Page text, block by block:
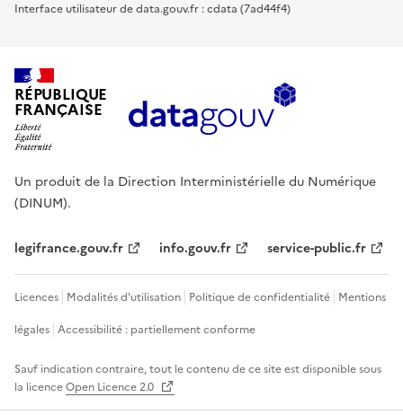
Interface utilisateur de data.gouv.fr : cdata (7ad44f4)
RÉPUBLIQUE
FRANÇAISE
Un produit de la Direction Interministérielle du Numérique
(DINUM).
legifrance.gouv.fr info.gouv.fr service-public.fr
Licences Modalités d'utilisation Politique de confidentialité Mentions
légales Accessibilité : partiellement conforme
Sauf indication contraire, tout le contenu de ce site est disponible sous
la licenceOpen Licence 2.0